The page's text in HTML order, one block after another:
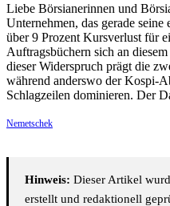
Liebe Börsianerinnen und
Unternehmen, das gerade
über 9 Prozent Kursverlust für
Auftragsbüchern sich an
dieser Widerspruch prägt die
während anderswo der Kospi-
Schlagzeilen dominieren. Der
Nemetschek
Hinweis: Dieser Artikel
erstellt und redaktionell